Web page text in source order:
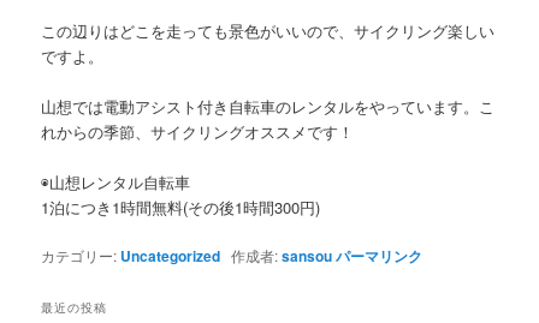
この辺りはどこを走っても景色がいいので、サイクリング楽しい
ですよ。
山想では電動アシスト付き自転車のレンタルをやっています。こ
れからの季節、サイクリングオススメです！
◉山想レンタル自転車
1泊につき1時間無料(その後1時間300円)
カテゴリー: Uncategorized 作成者:sansouパーマリンク
最近の投稿